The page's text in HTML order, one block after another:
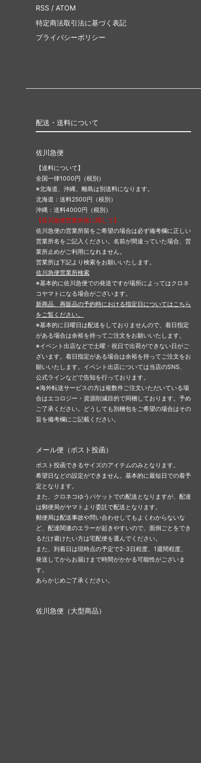
RSS / ATOM
特定商法取引法に基づく表記
プライバシーポリシー
配送・送料について
佐川急便
【送料について】
全国一律1000円（税別）
※北海道、沖縄、離島は別送料になります。
北海道：送料2500円（税別）
沖縄：送料4000円（税別）
【佐川急便営業所留に関して】
佐川急便の営業所留をご希望の場合は必ず備考欄に正しい
営業所名をご記入ください。名前が間違っていた場合、営
業所止めがご利用になれません。
営業所は下記より検索をお願いいたします。
佐川急便営業所検索
※基本的に佐川急便での発送ですが場所によってはクロネ
コヤマトになる場合がございます。
新商品、再販品の予約時における指定日についてはこちら
をご覧ください。
※基本的に日曜日は配送をしておりませんので、着日指定
がある場合は余裕を持ってご注文をお願いいたします。
※イベント出店などで土曜・祝日で出荷ができない日がご
ざいます。着日指定がある場合は余裕を持ってご注文をお
願いいたします。イベント出店については当店のSNS、
公式ラインなどで告知を行っております。
※海外転送サービスの方は複数件ご注文いただいている場
合はエコロジー・資源削減目的で同梱しております。予め
ご了承ください。どうしても別梱包をご希望の場合はその
旨を備考欄にご記載ください。
メール便（ポスト投函）
ポスト投函できるサイズのアイテムのみとなります。
希望日などの設定ができません。基本的に最短日での着予
定となります。
また、クロネコゆうパケットでの配送となりますが、配達
は郵便局がヤマトより委託で配送となります。
郵便局は配送事故や問い合わせしてもよくわからないな
ど、配達関連のエラーが起きやすいので、面倒ごとをでき
るだけ避けたい方は宅配便を選んでください。
また、到着日は現時点の予定で2-3日程度、1週間程度、
発送してからお届けまで時間がかかる可能性がございま
す。
あらかじめご了承ください。
佐川急便（大型商品）